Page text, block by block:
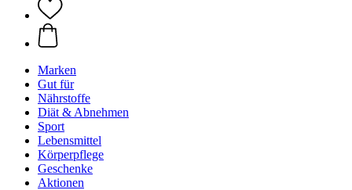
Marken
Gut für
Nährstoffe
Diät & Abnehmen
Sport
Lebensmittel
Körperpflege
Geschenke
Aktionen